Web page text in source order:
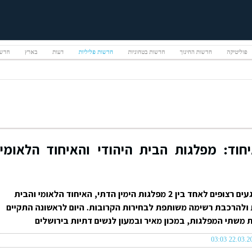
פוליטיקה חדשות החינוך חדשות בטחוניות חדשות פליליות דעות בארץ
מפלגות הבית היהודי והאיחוד הלאומי
מאז הבחירות מתנהלים מגעים רצופים לאחד בין 2 מפלגות הימין הדתי, האיחוד הלאומי והבית
ולהרכבת רשימה משותפת לבחירות הקרובות. היום לראשונה התקיים
משתי המפלגות, במכון מאיר ובמעון לנשים דתיות בירושלים